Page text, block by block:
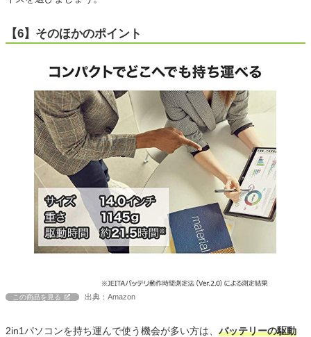
【6】そのほかのポイント
この商品を見る 出典：Amazon
2in1パソコンを持ち運んで使う機会が多い方は、 バッテリーの駆動